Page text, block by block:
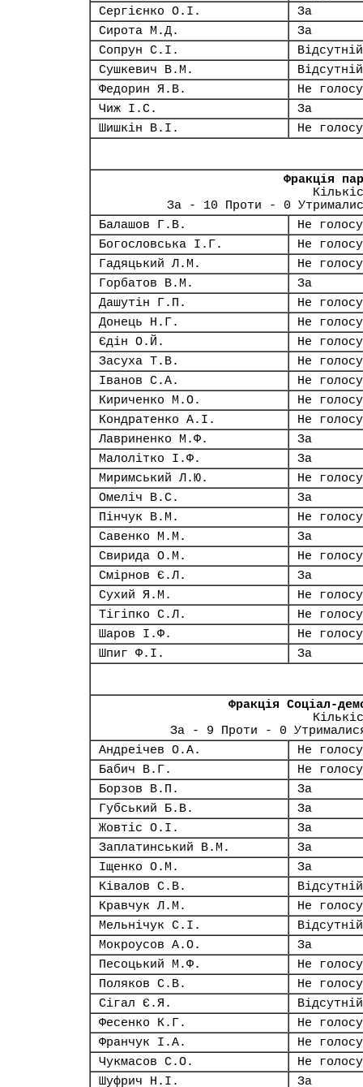
Сергієнко О.І.
За
Сирота М.Д.
За
Сопрун С.І.
Відсутній
Сушкевич В.М.
Відсутній
Федорин Я.В.
Не
Чиж І.С.
За
Шишкін В.І.
Не
Фракція
За - 10 Проти - 0
Балашов Г.В.
Не
Богословська І.Г.
Не
Гадяцький Л.М.
Не
Горбатов В.М.
За
Дашутін Г.П.
Не
Донець Н.Г.
Не
Єдін О.Й.
Не
Засуха Т.В.
Не
Іванов С.А.
Не
Кириченко М.О.
Не
Кондратенко А.І.
Не
Лавриненко М.Ф.
За
Малолітко І.Ф.
За
Миримський Л.Ю.
Не
Омеліч В.С.
За
Пінчук В.М.
Не
Савенко М.М.
За
Свирида О.М.
Не
Смірнов Є.Л.
За
Сухий Я.М.
Не
Тігіпко С.Л.
Не
Шаров І.Ф.
Не
Шпиг Ф.І.
За
Фракція Соціал-
За - 9 Проти - 0
Андреічев О.А.
Не
Бабич В.Г.
Не
Борзов В.П.
За
Губський Б.В.
За
Жовтіс О.І.
За
Заплатинський В.М.
За
Іщенко О.М.
За
Ківалов С.В.
Відсутній
Кравчук Л.М.
Не
Мельнічук С.І.
Відсутній
Мокроусов А.О.
За
Песоцький М.Ф.
Не
Поляков С.В.
Не
Сігал Є.Я.
Відсутній
Фесенко К.Г.
Не
Франчук І.А.
Не
Чукмасов С.О.
Не
Шуфрич Н.І.
За